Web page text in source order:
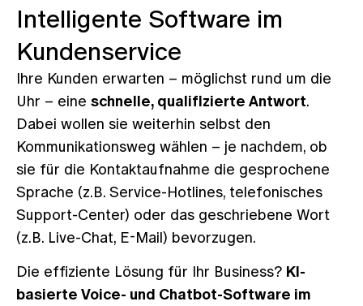
Intelligente Software im
Kundenservice
Ihre Kunden erwarten – möglichst rund um die
Uhr – eine schnelle, qualifizierte Antwort.
Dabei wollen sie weiterhin selbst den
Kommunikationsweg wählen – je nachdem, ob
sie für die Kontaktaufnahme die gesprochene
Sprache (z.B. Service-Hotlines, telefonisches
Support-Center) oder das geschriebene Wort
(z.B. Live-Chat, E-Mail) bevorzugen.
Die effiziente Lösung für Ihr Business? KI-
basierte Voice- und Chatbot-Software im